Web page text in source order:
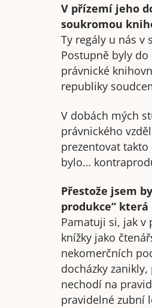
V přízemí jeho
soukromou
Ty regály u nás v
Postupně byly do
právnické
republiky
V dobách mých
právnického
prezentovat
bylo…
Přestože jsem
produkce“
Pamatuji si, jak
knížky jako
nekomerčních
docházky
nechodí na
pravidelné zubní